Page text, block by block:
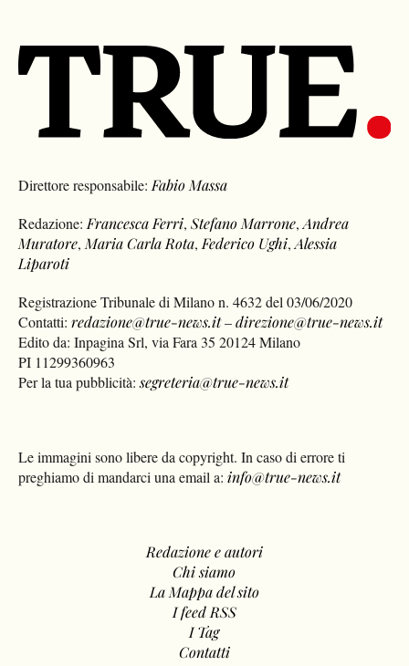
Direttore responsabile:Fabio Massa
Redazione:Francesca Ferri,Stefano Marrone,Andrea
Muratore,Maria Carla Rota,Federico Ughi,Alessia
Liparoti
Registrazione Tribunale di Milano n. 4632 del 03/06/2020
Contatti:redazione@true-news.it–direzione@true-news.it
Edito da: Inpagina Srl, via Fara 35 20124 Milano
PI 11299360963
Per la tua pubblicità:segreteria@true-news.it
Le immagini sono libere da copyright. In caso di errore ti
preghiamo di mandarci una email a: info@true-news.it
Redazione e autori
Chi siamo
La Mappa del sito
I feed RSS
I Tag
Contatti